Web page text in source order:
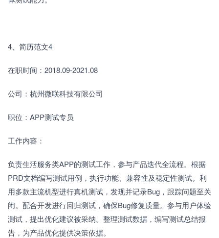
4、简历范文4
在职时间：2018.09-2021.08
公司：杭州微联科技有限公司
职位：APP测试专员
工作内容：
负责生活服务类APP的测试工作，参与产品迭代全流程。根据
PRD文档编写测试用例，执行功能、兼容性及稳定性测试。利
用多款主流机型进行真机测试，发现并记录Bug，跟踪问题至关
闭。配合开发进行回归测试，确保Bug修复质量。参与用户体验
测试，提出优化建议被采纳。整理测试数据，编写测试总结报
告，为产品优化提供决策依据。